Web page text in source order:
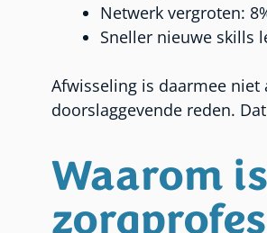
Netwerk vergroten:
Sneller nieuwe skills
Afwisseling is daarmee
doorslaggevende reden.
Waarom